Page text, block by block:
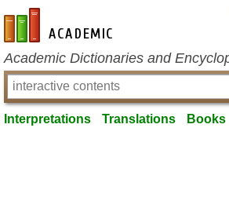
en-academic.com
Academic Dictionaries and
Interpretations Translations Books